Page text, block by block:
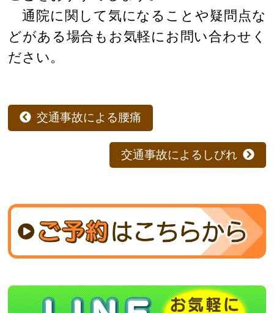
通院に関して気になることや疑問点な
どがある場合もお気軽にお問い合わせく
ださい。
交通事故による腰痛
交通事故によるしびれ